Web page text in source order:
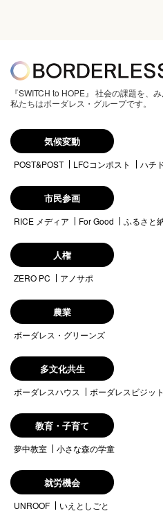
『SWITCH to HOPE』 社会の課題を、
私たちはボーダレス・グループです。
気候変動
POST&POST LFCコンポスト ハチ
市民参画
RICE メディア For Good ふるさと
人権
ZERO PC アノサポ
農業
ボーダレス・グリーンズ
多文化共生
ボーダレスハウス ボーダレスビジット
教育・子育て
夢中教室 小さな森の学童
就労機会
UNROOF いえとしごと